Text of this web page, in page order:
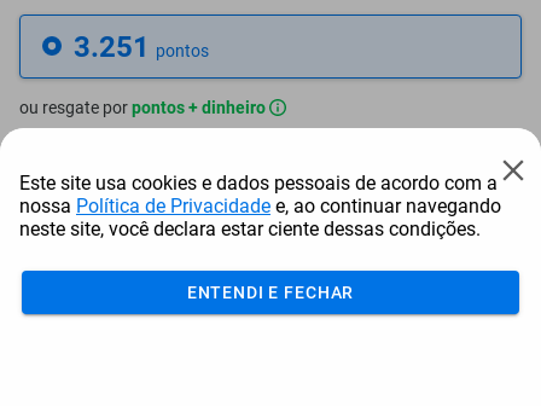
3.251 pontos
ou resgate porpontos + dinheiro
2.764 pontos + R$ 22,40
Este site usa cookies e dados pessoais de acordo com a
nossa Política de Privacidade e, ao continuar navegando
neste site, você declara estar ciente dessas condições.
ENTENDI E FECHAR